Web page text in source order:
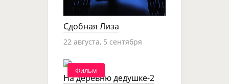
Сдобная Лиза
22 августа, 5 сентября
Фильм
На деревню дедушке-2